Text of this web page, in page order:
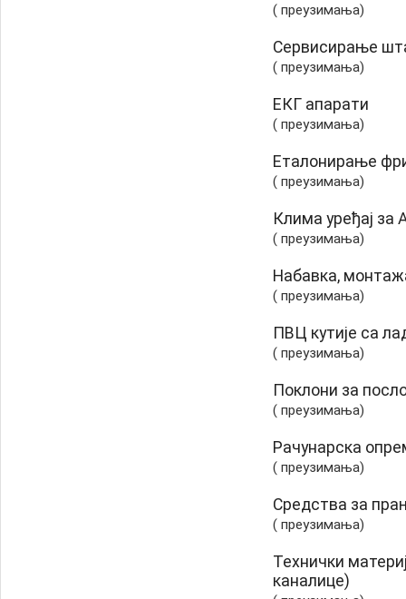
( преузимања)
Сервисирање
( преузимања)
ЕКГ апарати
( преузимања)
Еталонирање
( преузимања)
Клима уређај
( преузимања)
Набавка,
( преузимања)
ПВЦ кутије са
( преузимања)
Поклони за
( преузимања)
Рачунарска
( преузимања)
Средства за
( преузимања)
Технички
каналице)